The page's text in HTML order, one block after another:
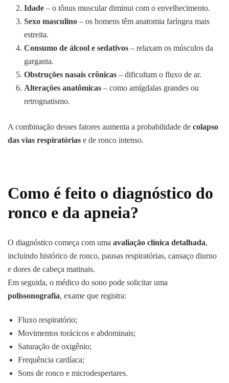
Idade – o tônus muscular diminui com o envelhecimento.
Sexo masculino – os homens têm anatomia faríngea mais
estreita.
Consumo de álcool e sedativos – relaxam os músculos da
garganta.
Obstruções nasais crônicas – dificultam o fluxo de ar.
Alterações anatômicas – como amígdalas grandes ou
retrognatismo.
A combinação desses fatores aumenta a probabilidade de colapso
das vias respiratórias e de ronco intenso.
Como é feito o diagnóstico do
ronco e da apneia?
O diagnóstico começa com uma avaliação clínica detalhada,
incluindo histórico de ronco, pausas respiratórias, cansaço diurno
e dores de cabeça matinais.
Em seguida, o médico do sono pode solicitar uma
polissonografia, exame que registra:
Fluxo respiratório;
Movimentos torácicos e abdominais;
Saturação de oxigênio;
Frequência cardíaca;
Sons de ronco e microdespertares.